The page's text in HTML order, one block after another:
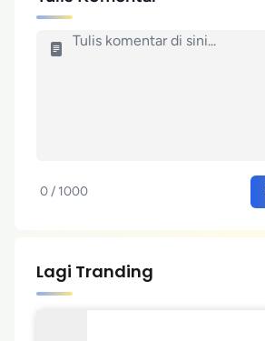
0 / 1000
Lagi Tranding